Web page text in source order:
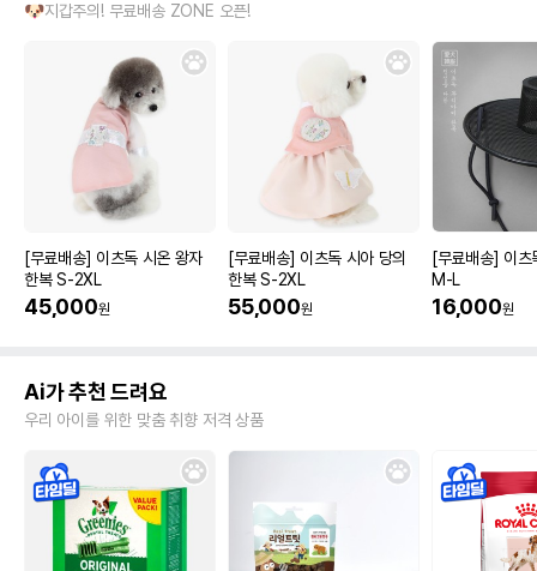
🐶지갑주의! 무료배송 ZONE 오픈!
[무료배송] 이츠독 시온 왕자
한복 S-2XL
45,000원
[무료배송] 이츠독 시아 당의
한복 S-2XL
55,000원
[무료배송] 이츠
M-L
16,000원
Ai가 추천 드려요
우리 아이를 위한 맞춤 취향 저격 상품